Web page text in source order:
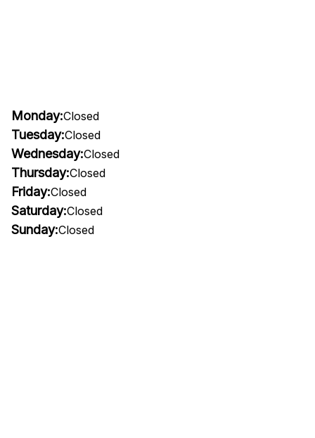
Monday:Closed
Tuesday:Closed
Wednesday:Closed
Thursday:Closed
Friday:Closed
Saturday:Closed
Sunday:Closed